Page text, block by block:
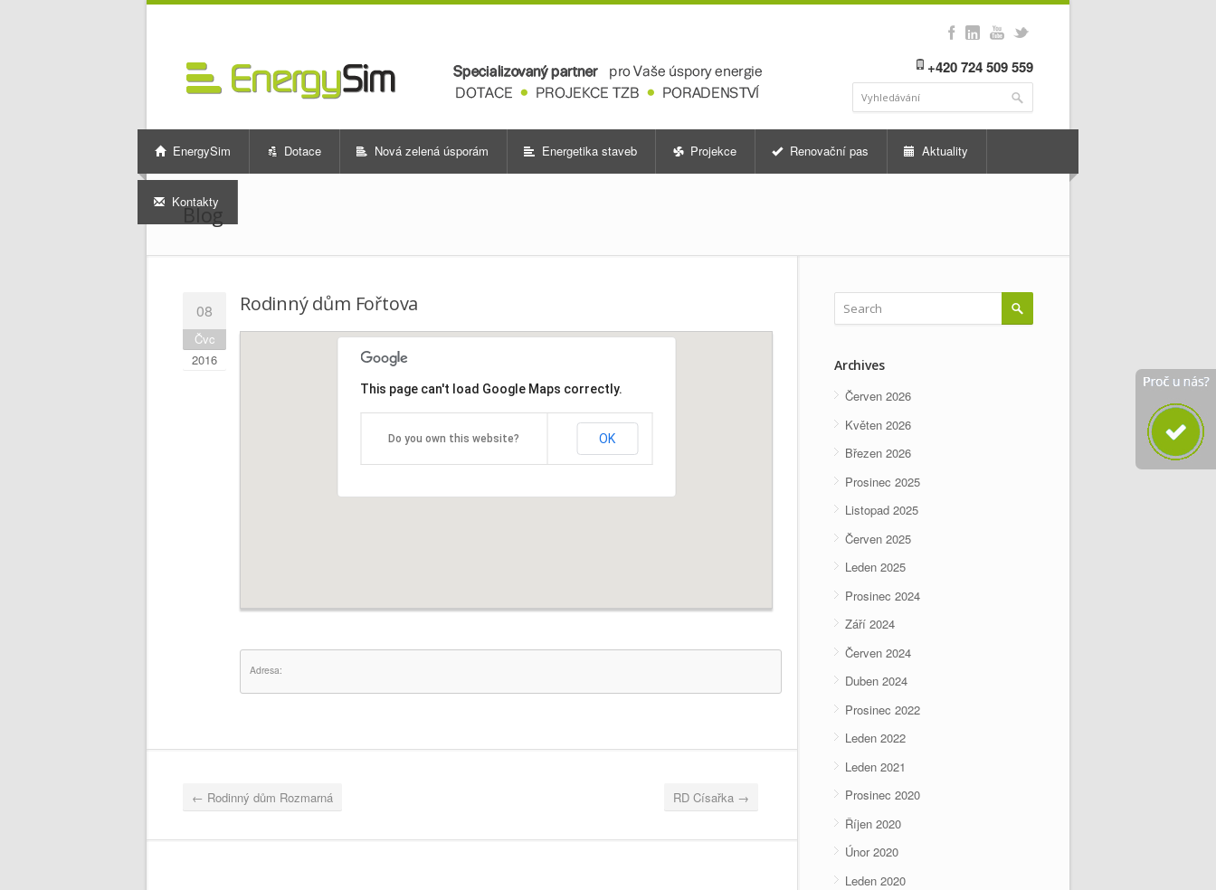
+420 724 509 559
EnergySim Dotace Nová zelená úsporám Energetika staveb Projekce Renovační pas Aktuality
Kontakty
Blog
08
Čvc
2016
Rodinný dům Fořtova
This page can't load Google Maps correctly.
Do you own this website? OK
Adresa:
← Rodinný dům Rozmarná RD Císařka →
Archives
Červen 2026
Květen 2026
Březen 2026
Prosinec 2025
Listopad 2025
Červen 2025
Leden 2025
Prosinec 2024
Září 2024
Červen 2024
Duben 2024
Prosinec 2022
Leden 2022
Leden 2021
Prosinec 2020
Říjen 2020
Únor 2020
Leden 2020